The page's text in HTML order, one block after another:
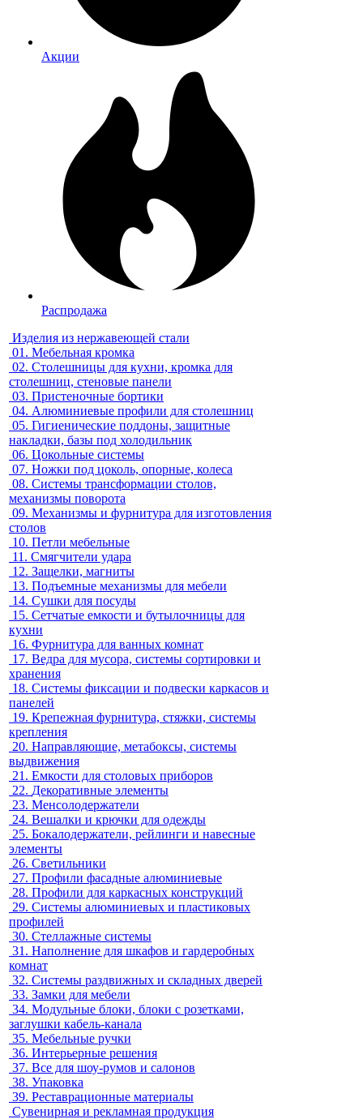
Акции
Распродажа
Изделия из нержавеющей стали
01. Мебельная кромка
02. Столешницы для кухни, кромка для
столешниц, стеновые панели
03. Пристеночные бортики
04. Алюминиевые профили для столешниц
05. Гигиенические поддоны, защитные
накладки, базы под холодильник
06. Цокольные системы
07. Ножки под цоколь, опорные, колеса
08. Системы трансформации столов,
механизмы поворота
09. Механизмы и фурнитура для изготовления
столов
10. Петли мебельные
11. Смягчители удара
12. Защелки, магниты
13. Подъемные механизмы для мебели
14. Сушки для посуды
15. Сетчатые емкости и бутылочницы для
кухни
16. Фурнитура для ванных комнат
17. Ведра для мусора, системы сортировки и
хранения
18. Системы фиксации и подвески каркасов и
панелей
19. Крепежная фурнитура, стяжки, системы
крепления
20. Направляющие, метабоксы, системы
выдвижения
21. Емкости для столовых приборов
22. Декоративные элементы
23. Менсолодержатели
24. Вешалки и крючки для одежды
25. Бокалодержатели, рейлинги и навесные
элементы
26. Светильники
27. Профили фасадные алюминиевые
28. Профили для каркасных конструкций
29. Системы алюминиевых и пластиковых
профилей
30. Стеллажные системы
31. Наполнение для шкафов и гардеробных
комнат
32. Системы раздвижных и складных дверей
33. Замки для мебели
34. Модульные блоки, блоки с розетками,
заглушки кабель-канала
35. Мебельные ручки
36. Интерьерные решения
37. Все для шоу-румов и салонов
38. Упаковка
39. Реставрационные материалы
Сувенирная и рекламная продукция